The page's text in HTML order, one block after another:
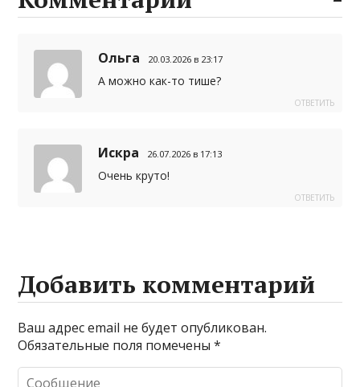
r
r
р
Ольга 20.03.2026 в 23:17
А можно как-то тише?
ОТВЕТИТЬ
Искра 26.07.2026 в 17:13
Очень круто!
ОТВЕТИТЬ
Добавить комментарий
Ваш адрес email не будет опубликован.
Обязательные поля помечены*